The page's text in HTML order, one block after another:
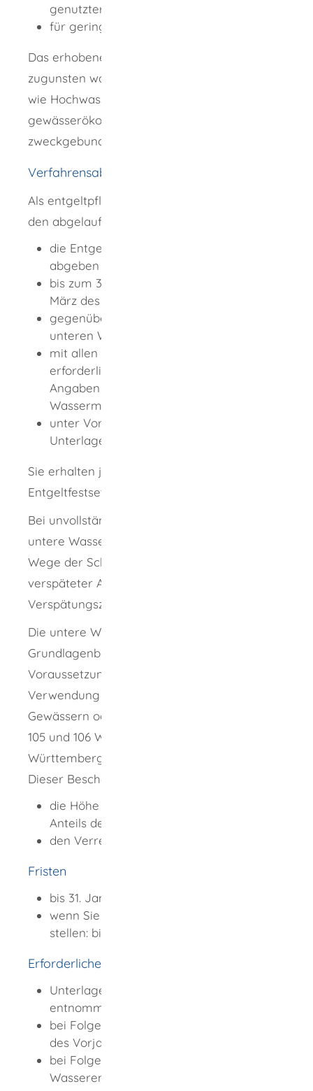
genutzter Flächen
für geringfügige Benutzungen
Das erhobene Entgelt wird seit 1. Januar 2015
zugunsten wasserwirtschaftlicher Belange
wie Hochwasserschutzmaßnahmen und
gewässerökologischer Belange
zweckgebunden verwendet.
Verfahrensablauf
Als entgeltpflichtige Person müssen Sie für
den abgelaufenen Veranlagungszeitraum
die Entgelterklärung unaufgefordert
abgeben
bis zum 31. Januar beziehungsweise 31.
März des folgenden Jahres
gegenüber der für Sie zuständigen
unteren Wasserbehörde
mit allen zur Festsetzung des Entgelts
erforderlichen Angaben, vor allem mit
Angaben zur entnommenen
Wassermenge
unter Vorlage der erforderlichen
Unterlagen.
Sie erhalten jährlich einen Bescheid über die
Entgeltfestsetzung (Festsetzungsbescheid).
Bei unvollständiger Antragslage kann die
untere Wasserbehörde das Entgelt auch im
Wege der Schätzung feststellen. Bei
verspäteter Abgabe kann sie einen
Verspätungszuschlag erheben.
Die untere Wasserbehörde stellt in einem
Grundlagenbescheid fest, ob die
Voraussetzungen für eine Ermäßigung für die
Verwendung von Wasser aus oberirdischen
Gewässern oder dem Grundwasser nach §§
105 und 106 Wassergesetz für Baden-
Württemberg vorliegen.
Dieser Bescheid enthält
die Höhe des berücksichtigungsfähigen
Anteils der Aufwendungen und
den Verrechnungszeitraum.
Fristen
bis 31. Januar des Folgejahres
wenn Sie einen Ermäßigungsantrag
stellen: bis 31. März des Folgejahres
Erforderliche Unterlagen
Unterlagen zur Ermittlung der
entnommenen Wassermenge
bei Folgeantrag: Festsetzungsbescheid
des Vorjahres als Kopie
bei Folgeantrag:
Wasserentnahmeentgelt-Nummer